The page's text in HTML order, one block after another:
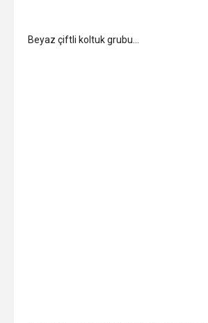
Beyaz çiftli koltuk grubu…